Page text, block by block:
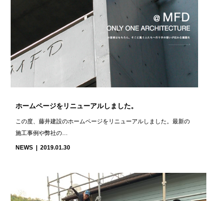
ホームページをリニューアルしました。
この度、藤井建設のホームページをリニューアルしました。最新の
施工事例や弊社の…
NEWS 2019.01.30